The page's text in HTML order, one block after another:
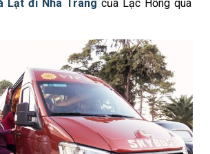
Lạt đi Nha Trang của Lạc Hồng qua